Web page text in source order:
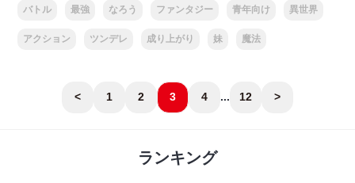
バトル 最強 なろう ファンタジー 青年向け 異世界
アクション ツンデレ 成り上がり 妹 魔法
< 1 2 3 4 ... 12 >
ランキング